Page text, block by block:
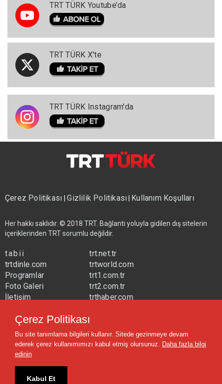
TRT TÜRK Youtube’da
TRT TÜRK X'te
TRT TÜRK Instagram'da
Çerez Politikası|Gizlilik Politikası| Kullanım Koşulları
Her hakkı saklıdır. © 2018 TRT. Bağlantı yoluyla gidilen dış sitelerin
içeriklerinden TRT sorumlu değildir.
tabii
trtdinle.com
Programlar
Foto Galeri
İletişim
trt.net.tr
trtworld.com
trt1.com.tr
trt2.com.tr
trthaber.com
trtavaz.com.tr
trtmuzik.net.tr
trtcocuk.net.tr
Çerez Politikası
Bu site tanımlama bilgileri kullanır. Sitede gezinmeye devam
ederek çerez kullanımımızı kabul etmiş olursunuz. Daha fazla bilgi
edinin
Kabul Et